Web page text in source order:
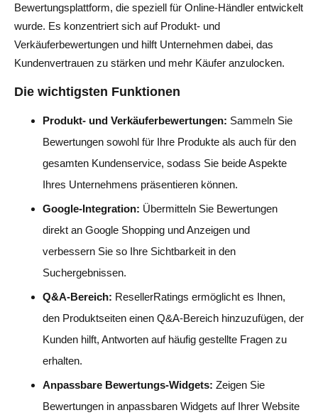
Bewertungsplattform, die speziell für Online-Händler entwickelt
wurde. Es konzentriert sich auf Produkt- und
Verkäuferbewertungen und hilft Unternehmen dabei, das
Kundenvertrauen zu stärken und mehr Käufer anzulocken.
Die wichtigsten Funktionen
Produkt- und Verkäuferbewertungen: Sammeln Sie
Bewertungen sowohl für Ihre Produkte als auch für den
gesamten Kundenservice, sodass Sie beide Aspekte
Ihres Unternehmens präsentieren können.
Google-Integration: Übermitteln Sie Bewertungen
direkt an Google Shopping und Anzeigen und
verbessern Sie so Ihre Sichtbarkeit in den
Suchergebnissen.
Q&A-Bereich: ResellerRatings ermöglicht es Ihnen,
den Produktseiten einen Q&A-Bereich hinzuzufügen, der
Kunden hilft, Antworten auf häufig gestellte Fragen zu
erhalten.
Anpassbare Bewertungs-Widgets: Zeigen Sie
Bewertungen in anpassbaren Widgets auf Ihrer Website